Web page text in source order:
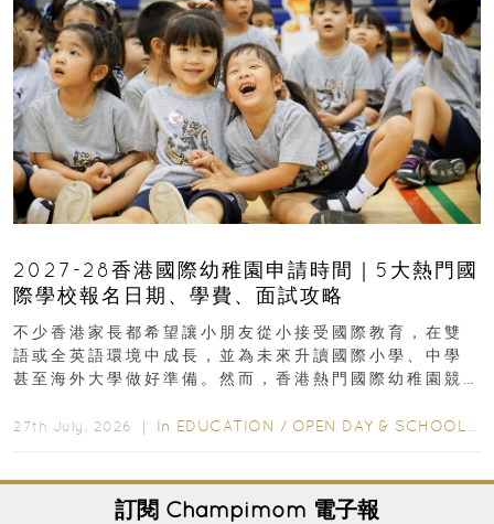
2027-28香港國際幼稚園申請時間｜5大熱門國
際學校報名日期、學費、面試攻略
不少香港家長都希望讓小朋友從小接受國際教育，在雙
語或全英語環境中成長，並為未來升讀國際小學、中學
甚至海外大學做好準備。然而，香港熱門國際幼稚園競
27th July, 2026 ｜ In EDUCATION / OPEN DAY & SCHOOL EVENTS
訂閱 Champimom 電子報